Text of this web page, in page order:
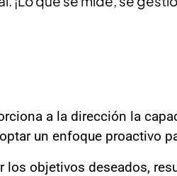
a la dirección la
un enfoque proactivo
los objetivos deseados,